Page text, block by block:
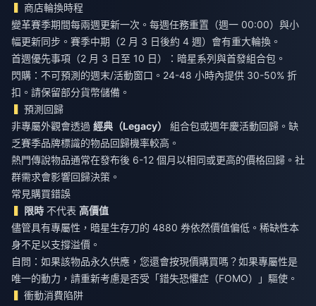
商店輪換時程
變革賽季期間每兩週更新一次。每週任務重置（週一 00:00）與小
幅更新同步。賽季中期（2 月 3 日後約 4 週）會有重大輪換。
首週優先事項（2 月 3 日至 10 日）：暗星系列與首發組合包。
閃購：不可預測的週末/活動窗口。24-48 小時內提供 30-50% 折
扣。請保留部分貨幣儲備。
預測回歸
非專屬外觀會透過 經典（Legacy）
組合包或週年慶活動回歸。缺
乏賽季品牌標識的物品回歸機率較高。
熱門傳說物品通常在發布後 6-12 個月以相同或更高的價格回歸。社
群需求會影響回歸決策。
常見購買錯誤
限時 不代表高價值
儘管具有專屬性，暗星生存刀的 4880 券依然價值偏低。稀缺性本
身不足以支撐溢價。
自問：如果該物品永久供應，您還會按現價購買嗎？如果專屬性是
唯一的動力，請重新考慮是否受「錯失恐懼症（FOMO）」驅使。
衝動消費陷阱